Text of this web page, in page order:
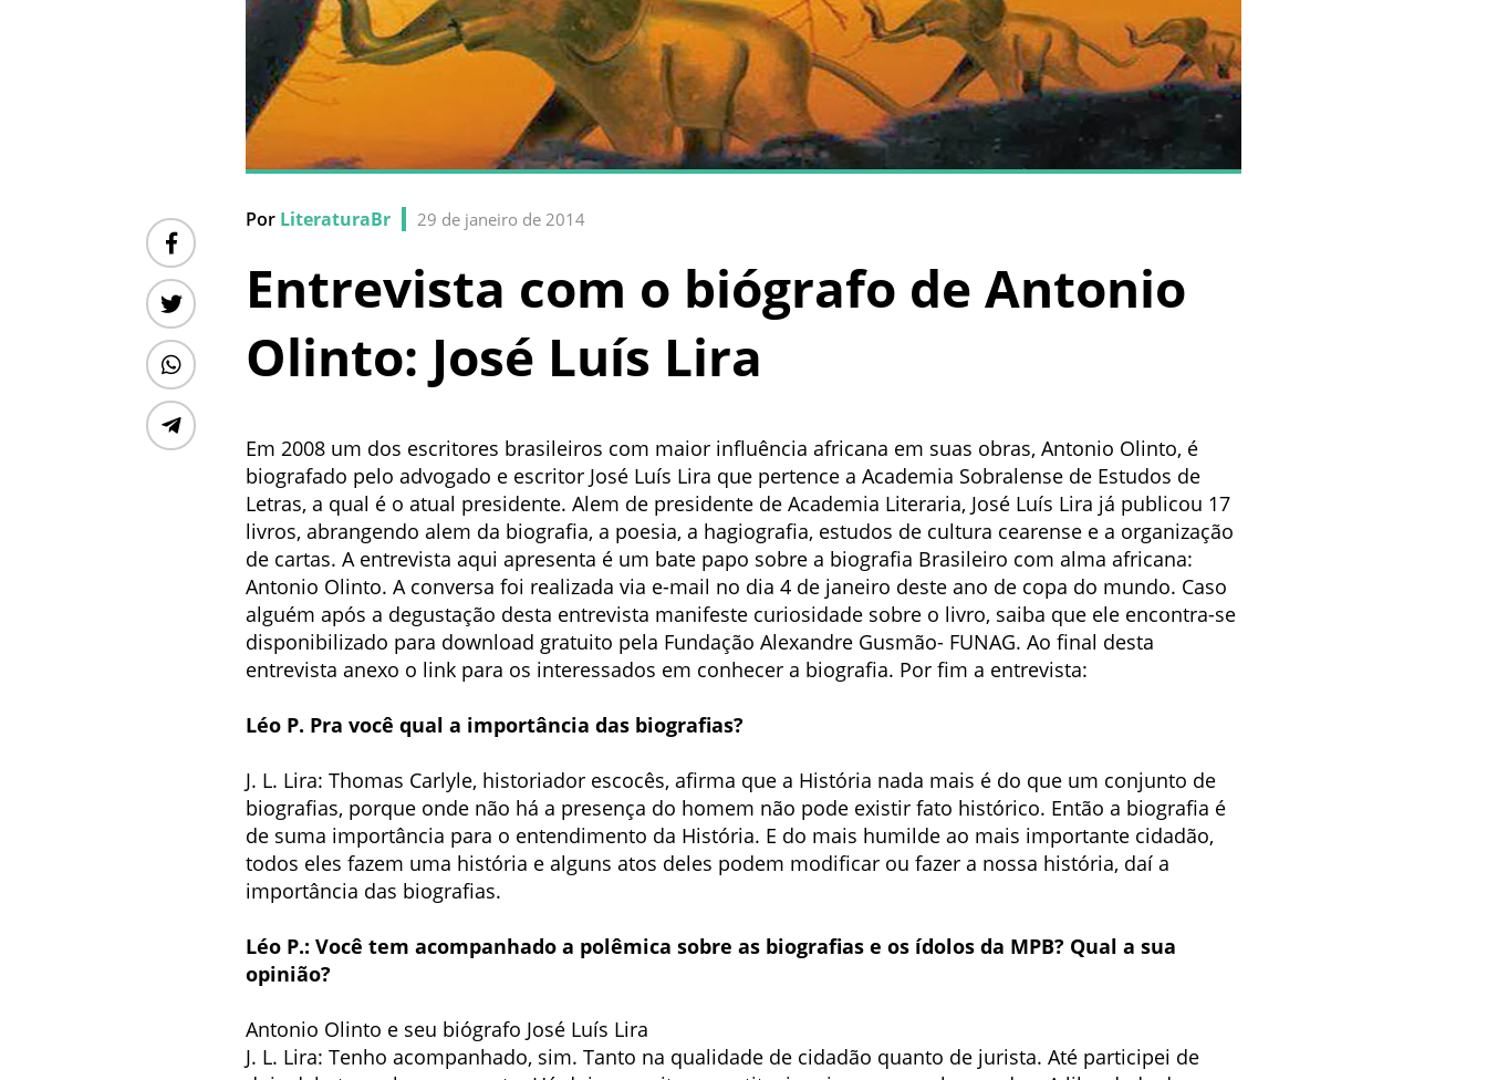
Por LiteraturaBr 29 de janeiro de 2014
Entrevista com o biógrafo de Antonio
Olinto: José Luís Lira
Em 2008 um dos escritores brasileiros com maior influência africana em suas obras, Antonio Olinto, é
biografado pelo advogado e escritor José Luís Lira que pertence a Academia Sobralense de Estudos de
Letras, a qual é o atual presidente. Alem de presidente de Academia Literaria, José Luís Lira já publicou 17
livros, abrangendo alem da biografia, a poesia, a hagiografia, estudos de cultura cearense e a organização
de cartas. A entrevista aqui apresenta é um bate papo sobre a biografia Brasileiro com alma africana:
Antonio Olinto. A conversa foi realizada via e-mail no dia 4 de janeiro deste ano de copa do mundo. Caso
alguém após a degustação desta entrevista manifeste curiosidade sobre o livro, saiba que ele encontra-se
disponibilizado para download gratuito pela Fundação Alexandre Gusmão- FUNAG. Ao final desta
entrevista anexo o link para os interessados em conhecer a biografia. Por fim a entrevista:
Léo P. Pra você qual a importância das biografias?
J. L. Lira: Thomas Carlyle, historiador escocês, afirma que a História nada mais é do que um conjunto de
biografias, porque onde não há a presença do homem não pode existir fato histórico. Então a biografia é
de suma importância para o entendimento da História. E do mais humilde ao mais importante cidadão,
todos eles fazem uma história e alguns atos deles podem modificar ou fazer a nossa história, daí a
importância das biografias.
Léo P.: Você tem acompanhado a polêmica sobre as biografias e os ídolos da MPB? Qual a sua
opinião?
Antonio Olinto e seu biógrafo José Luís Lira
J. L. Lira: Tenho acompanhado, sim. Tanto na qualidade de cidadão quanto de jurista. Até participei de